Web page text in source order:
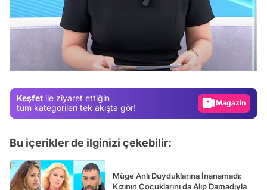
Keşfet ile ziyaret ettiğin
tüm kategorileri tek akışta gör!
Video
Video
Bu içerikler de ilginizi çekebilir:
Müge Anlı Duyduklarına İnanamadı:
Kızının Çocuklarını da Alıp Damadıyla